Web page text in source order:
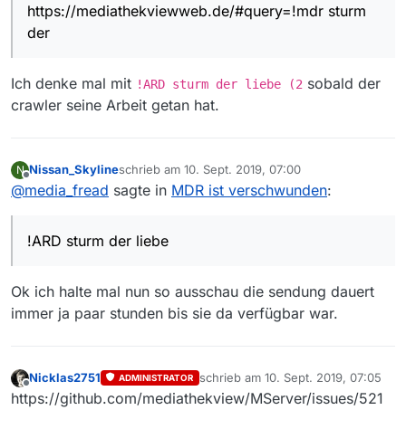
https://mediathekviewweb.de/#query=!mdr sturm
der
Ich denke mal mit !ARD sturm der liebe (2 sobald der
crawler seine Arbeit getan hat.
N
Offline
Nissan_Skylineschrieb am 10. Sept. 2019, 07:00
zuletzt editiert von
@media_fread sagte in MDR ist verschwunden:
!ARD sturm der liebe
Ok ich halte mal nun so ausschau die sendung dauert
immer ja paar stunden bis sie da verfügbar war.
Offline
Nicklas2751 ADMINISTRATOR schrieb am 10. Sept. 2019, 07:05
zuletzt editiert von
https://github.com/mediathekview/MServer/issues/521